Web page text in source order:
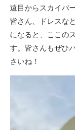
遠目からスカイバ
皆さん、ドレスな
になると、ここの
す。皆さんもぜひ
さいね！